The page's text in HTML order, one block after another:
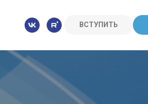
ВСТУПИТЬ